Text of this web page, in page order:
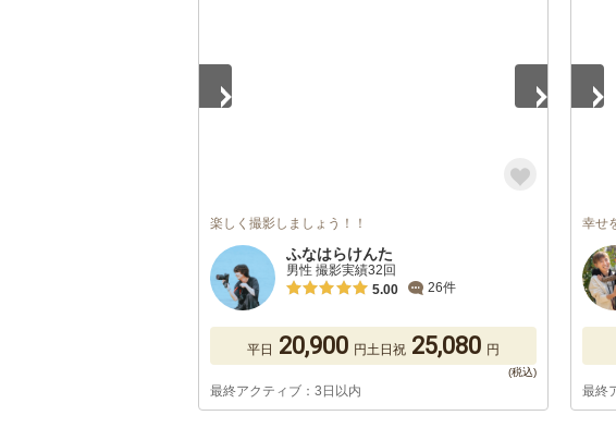
楽しく撮影しましょう！！
ふなはらけんた
男性 撮影実績32回
5.00
26件
平日 20,900 円土日祝 25,080 円
最終アクティブ：3日以内
幸せ
最終